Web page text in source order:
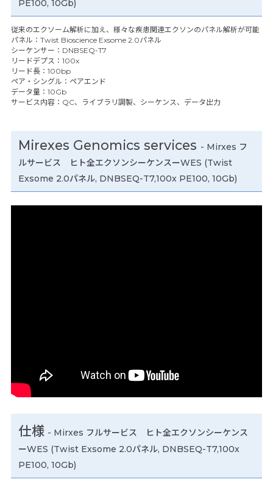
PE100, 10Gb)
従来のエクソーム解析に加え、様々な疾患関連エクソンのパネル解析が可能
パネル：Twist Bioscience Exsome 2.0パネル
シーケンサー：DNBSEQ-T7
リードデプス：100x
リード長：100bp
ペア・シングル：ペアエンド
データ量：10Gb
サービス内容：QC、ライブラリ調製、シーケンス、データ出力
Mirexes Genomics services - Mirxes フ
ルサービス ヒト全エクソンシーケンスーWES (Twist
Exsome 2.0パネル, DNBSEQ-T7,100x PE100, 10Gb)
仕様 - Mirxes フルサービス ヒト全エクソンシーケンス
ーWES (Twist Exsome 2.0パネル, DNBSEQ-T7,100x
PE100, 10Gb)